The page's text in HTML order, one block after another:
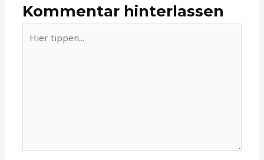
Kommentar hinterlassen
tippen...